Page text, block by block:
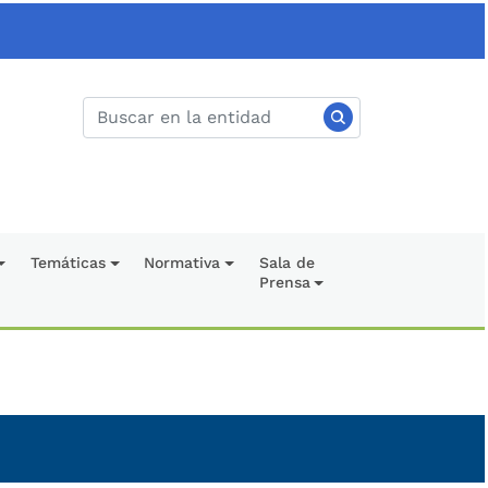
Temáticas Normativa
Sala de
Prensa